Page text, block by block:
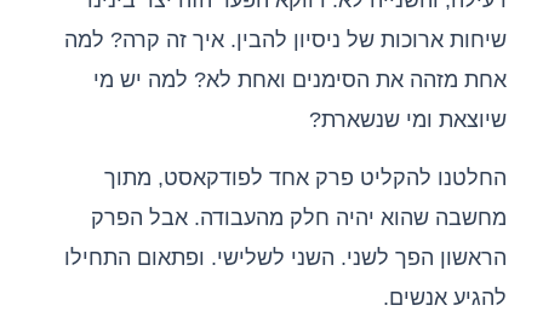
שיחות ארוכות של ניסיון להבין. איך זה קרה? למה
אחת מזהה את הסימנים ואחת לא? למה יש מי
שיוצאת ומי שנשארת?
החלטנו להקליט פרק אחד לפודקאסט, מתוך
מחשבה שהוא יהיה חלק מהעבודה. אבל הפרק
הראשון הפך לשני. השני לשלישי. ופתאום התחילו
להגיע אנשים.